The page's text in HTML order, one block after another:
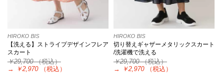
HIROKO BIS
【洗える】ストライプデザインフレア
スカート
￥29,700（税込）
→
￥2,970 （税込）
HIROKO BIS
切り替えギャザーメタリックスカート
/洗濯機で洗える
￥29,700（税込）
→
￥2,970 （税込）